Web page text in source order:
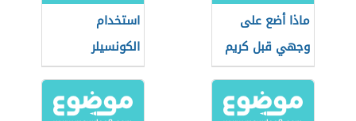
ماذا أضع على
وجهي قبل كريم
الأساس
استخدام
الكونسيلر